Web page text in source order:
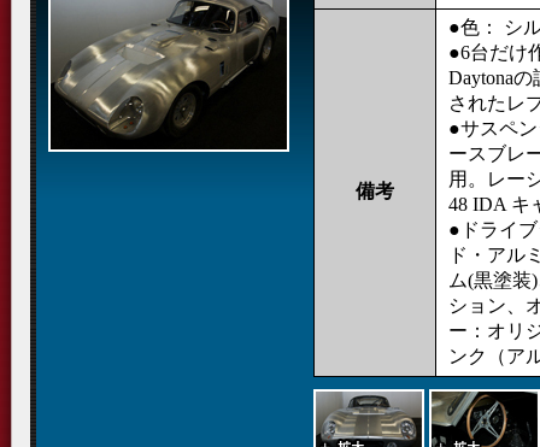
備考
●色： シ
●6台だけ
Daytona
されたレ
●サスペ
ースブレ
用。レー
48 IDA キ
●ドライ
ド・アル
ム(黒塗装
ション、
ー：オリ
ンク（ア